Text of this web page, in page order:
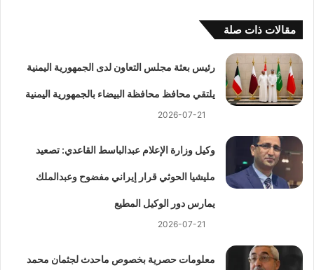
مقالات ذات صلة
رئيس بعثة مجلس التعاون لدى الجمهورية اليمنية
يلتقي محافظ محافظة البيضاء بالجمهورية اليمنية
2026-07-21
وكيل وزارة الإعلام عبدالباسط القاعدي: تصعيد
مليشيا الحوثي قرار إيراني مفضوح وعبدالملك
يمارس دور الوكيل المطيع
2026-07-21
معلومات حصرية بخصوص ماحدث لجثمان محمد